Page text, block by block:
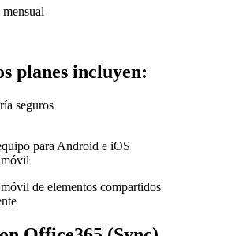
planes incluyen:
seguros
para Android e iOS
de elementos compartidos